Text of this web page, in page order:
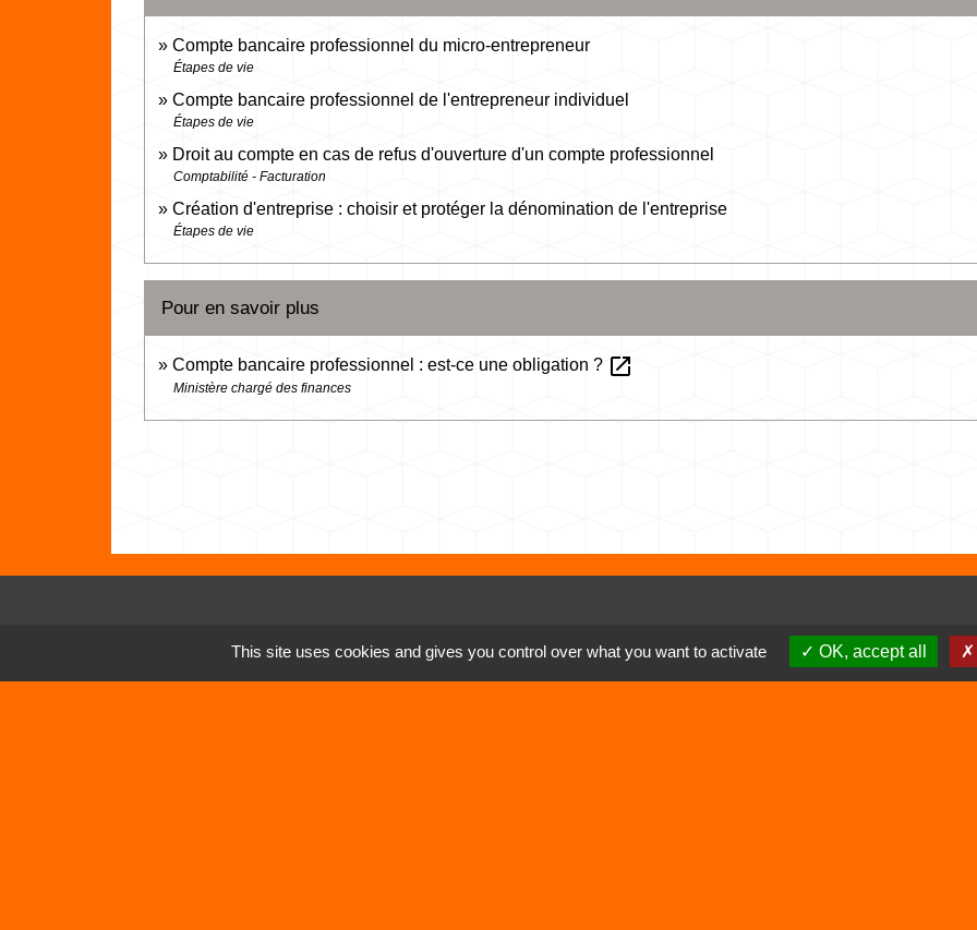
Compte bancaire professionnel du micro-entrepreneur
Étapes de vie
Compte bancaire professionnel de l'entrepreneur individuel
Étapes de vie
Droit au compte en cas de refus d'ouverture d'un compte professionnel
Comptabilité - Facturation
Création d'entreprise : choisir et protéger la dénomination de l'entreprise
Étapes de vie
Pour en savoir plus
Compte bancaire professionnel : est-ce une obligation ? open_in_new
Ministère chargé des finances
Contacts Liens
This site uses cookies and gives you control over what you want to activate OK, accept all